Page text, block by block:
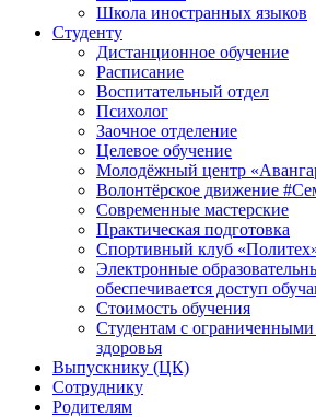
Школа иностранных языков
Студенту
Дистанционное обучение
Расписание
Воспитательный отдел
Психолог
Заочное отделение
Целевое обучение
Молодёжный центр
Волонтёрское движение
Современные мастерские
Практическая подготовка
Спортивный клуб
Электронные
обеспечивается доступ
Стоимость обучения
Студентам с
здоровья
Выпускнику (ЦК)
Сотруднику
Родителям